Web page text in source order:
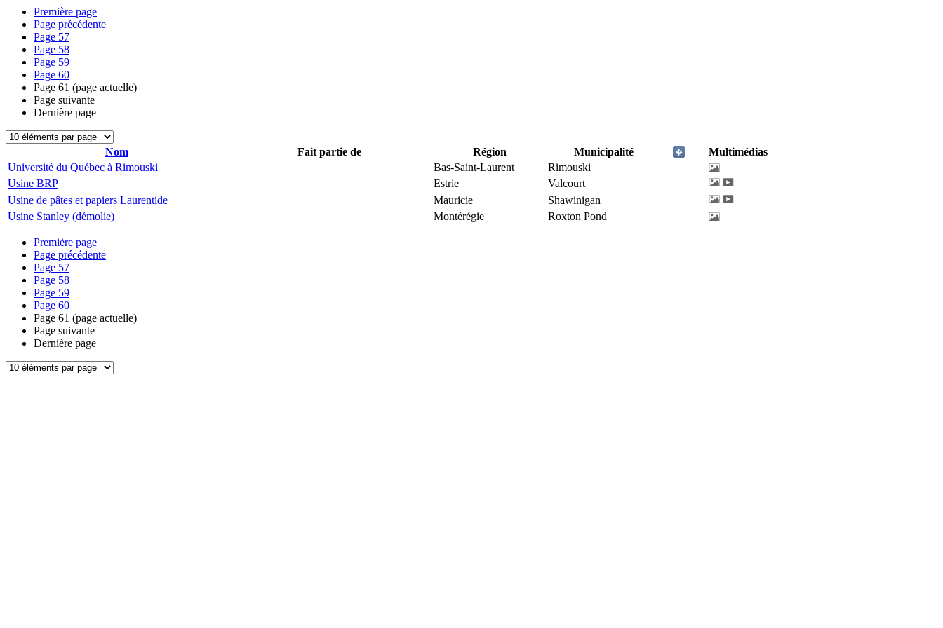
Première page
Page précédente
Page 57
Page 58
Page 59
Page 60
Page 61 (page actuelle)
Page suivante
Dernière page
Nom Fait partie de Région Municipalité
Multimédias
Université du Québec à Rimouski
Bas-Saint-Laurent
Rimouski
Usine BRP
Estrie
Valcourt
Usine de pâtes et papiers Laurentide
Mauricie
Shawinigan
Usine Stanley (démolie)
Montérégie Roxton Pond
Première page
Page précédente
Page 57
Page 58
Page 59
Page 60
Page 61 (page actuelle)
Page suivante
Dernière page